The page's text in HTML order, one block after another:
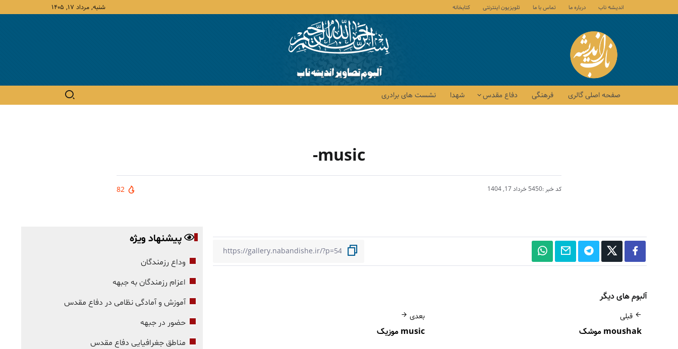
اندیشه ناب درباره ما تماس با ما تلویزیون اینترنتی کتابخانه شنبه, مرداد ۱۷, ۱۴۰۵
صفحه اصلی گالری فرهنگی دفاع مقدس شهدا نشست های برادری
music-
کد خبر :5450 خرداد 17, 1404 82
آلبوم های دیگر
قبلی
moushak موشک
بعدی
music موزیک
پیشنهاد ویژه
وداع رزمندگان
اعزام رزمندگان به جبهه
آموزش و آمادگی نظامی در دفاع مقدس
حضور در جبهه
مناطق جغرافیایی دفاع مقدس